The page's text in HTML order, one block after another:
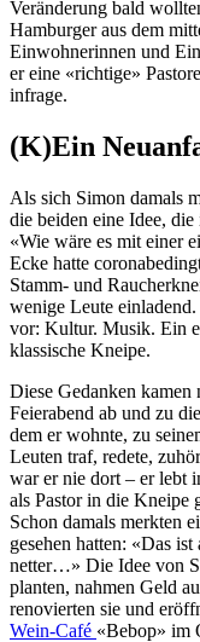
Veränderung bald
Hamburger aus dem
Einwohnerinnen und
er eine «richtige»
infrage.
(K)Ein
Als sich Simon damals
die beiden eine Idee,
«Wie wäre es mit einer
Ecke hatte
Stamm- und
wenige Leute
vor: Kultur. Musik. Ein
klassische Kneipe.
Diese Gedanken kamen
Feierabend ab und zu
dem er wohnte, zu
Leuten traf, redete,
war er nie dort – er lebt
als Pastor in die Kneipe
Schon damals merkten
gesehen hatten: «Das
netter…» Die Idee von
planten, nahmen Geld
renovierten sie und
Wein-Café «Bebop» im